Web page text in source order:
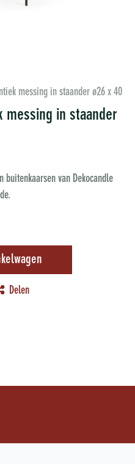
messing in staander ø26 x 40
messing in staander
buitenkaarsen van Dekocandle
Delen